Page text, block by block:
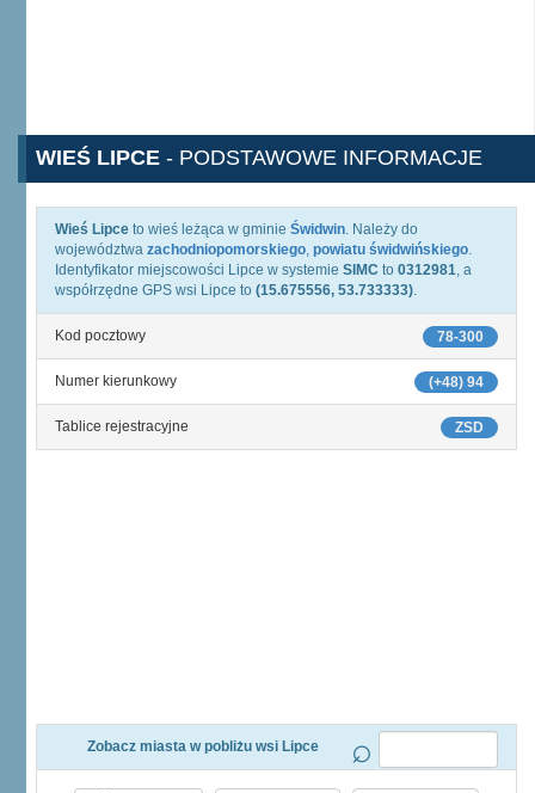
WIEŚ LIPCE - PODSTAWOWE INFORMACJE
Wieś Lipce to wieś leżąca w gminie Świdwin. Należy do
województwa zachodniopomorskiego, powiatu świdwińskiego.
Identyfikator miejscowości Lipce w systemie SIMC to 0312981, a
współrzędne GPS wsi Lipce to (15.675556, 53.733333).
78-300
Kod pocztowy
(+48) 94
Numer kierunkowy
ZSD
Tablice rejestracyjne
Zobacz miasta w pobliżu wsi Lipce